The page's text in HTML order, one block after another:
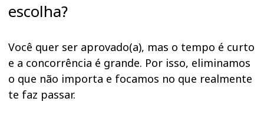
escolha?
Você quer ser aprovado(a), mas o tempo é curto
e a concorrência é grande. Por isso, eliminamos
o que não importa e focamos no que realmente
te faz passar.